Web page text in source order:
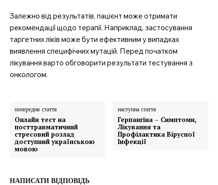
Залежно від результатів, пацієнт може отримати
рекомендації щодо терапії. Наприклад, застосування
таргетних ліків може бути ефективним у випадках
виявлення специфічних мутацій. Перед початком
лікування варто обговорити результати тестування з
онкологом.
попередня стаття
Онлайн тест на
посттравматичний
стресовий розлад
доступний українською
мовою
наступна стаття
Герпангіна – Симптоми,
Лікування та
Профілактика Вірусної
Інфекції
НАПИСАТИ ВІДПОВІДЬ